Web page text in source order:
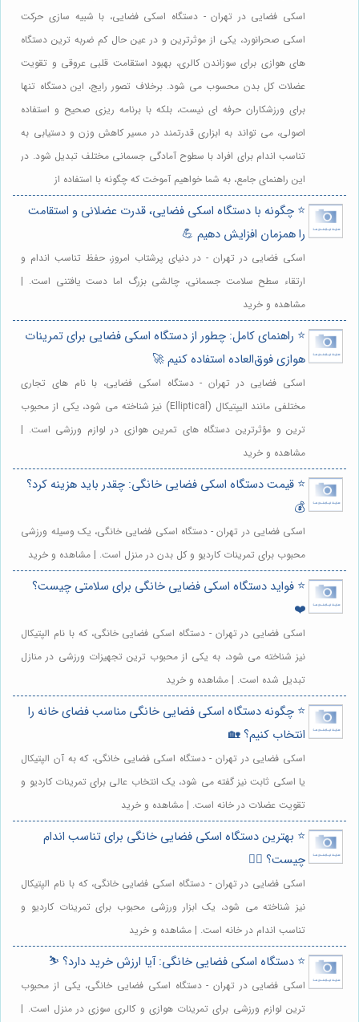
اسکی فضایی در تهران - دستگاه اسکی فضایی، با شبیه سازی حرکت
اسکی صحرانورد، یکی از موثرترین و در عین حال کم ضربه ترین دستگاه
های هوازی برای سوزاندن کالری، بهبود استقامت قلبی عروقی و تقویت
عضلات کل بدن محسوب می شود. برخلاف تصور رایج، این دستگاه تنها
برای ورزشکاران حرفه ای نیست، بلکه با برنامه ریزی صحیح و استفاده
اصولی، می تواند به ابزاری قدرتمند در مسیر کاهش وزن و دستیابی به
تناسب اندام برای افراد با سطوح آمادگی جسمانی مختلف تبدیل شود. در
این راهنمای جامع، به شما خواهیم آموخت که چگونه با استفاده از
⭐️ چگونه با دستگاه اسکی فضایی، قدرت عضلانی و استقامت
را همزمان افزایش دهیم 💪
اسکی فضایی در تهران - در دنیای پرشتاب امروز، حفظ تناسب اندام و
ارتقاء سطح سلامت جسمانی، چالشی بزرگ اما دست یافتنی است. |
مشاهده و خرید
⭐️ راهنمای کامل: چطور از دستگاه اسکی فضایی برای تمرینات
هوازی فوق‌العاده استفاده کنیم 🚀
اسکی فضایی در تهران - دستگاه اسکی فضایی، با نام های تجاری
مختلفی مانند الیپتیکال (Elliptical) نیز شناخته می شود، یکی از محبوب
ترین و مؤثرترین دستگاه های تمرین هوازی در لوازم ورزشی است. |
مشاهده و خرید
⭐️ قیمت دستگاه اسکی فضایی خانگی: چقدر باید هزینه کرد؟
💰
اسکی فضایی در تهران - دستگاه اسکی فضایی خانگی، یک وسیله ورزشی
محبوب برای تمرینات کاردیو و کل بدن در منزل است. | مشاهده و خرید
⭐️ فواید دستگاه اسکی فضایی خانگی برای سلامتی چیست؟
❤️
اسکی فضایی در تهران - دستگاه اسکی فضایی خانگی، که با نام الپتیکال
نیز شناخته می شود، به یکی از محبوب ترین تجهیزات ورزشی در منازل
تبدیل شده است. | مشاهده و خرید
⭐️ چگونه دستگاه اسکی فضایی خانگی مناسب فضای خانه را
انتخاب کنیم؟ 🏡
اسکی فضایی در تهران - دستگاه اسکی فضایی خانگی، که به آن الپتیکال
یا اسکی ثابت نیز گفته می شود، یک انتخاب عالی برای تمرینات کاردیو و
تقویت عضلات در خانه است. | مشاهده و خرید
⭐️ بهترین دستگاه اسکی فضایی خانگی برای تناسب اندام
چیست؟ 🏋️‍♀️
اسکی فضایی در تهران - دستگاه اسکی فضایی خانگی، که با نام الپتیکال
نیز شناخته می شود، یک ابزار ورزشی محبوب برای تمرینات کاردیو و
تناسب اندام در خانه است. | مشاهده و خرید
⭐️ دستگاه اسکی فضایی خانگی: آیا ارزش خرید دارد؟ ⛷️
اسکی فضایی در تهران - دستگاه اسکی فضایی خانگی، یکی از محبوب
ترین لوازم ورزشی برای تمرینات هوازی و کالری سوزی در منزل است. |